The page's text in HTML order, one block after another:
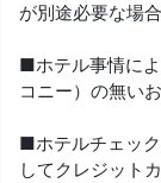
が別途必要な場
■ホテル事情に
コニー）の無い
■ホテルチェッ
してクレジット